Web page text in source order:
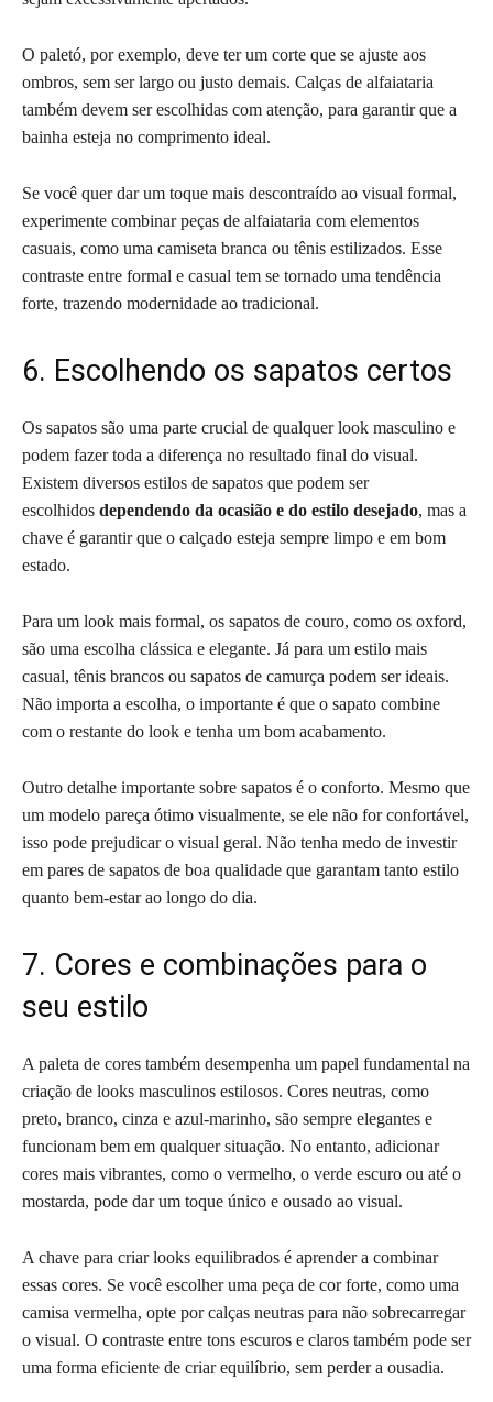
O paletó, por exemplo, deve ter um corte que se ajuste aos
ombros, sem ser largo ou justo demais. Calças de alfaiataria
também devem ser escolhidas com atenção, para garantir que a
bainha esteja no comprimento ideal.
Se você quer dar um toque mais descontraído ao visual formal,
experimente combinar peças de alfaiataria com elementos
casuais, como uma camiseta branca ou tênis estilizados. Esse
contraste entre formal e casual tem se tornado uma tendência
forte, trazendo modernidade ao tradicional.
6. Escolhendo os sapatos certos
Os sapatos são uma parte crucial de qualquer look masculino e
podem fazer toda a diferença no resultado final do visual.
Existem diversos estilos de sapatos que podem ser
escolhidos dependendo da ocasião e do estilo desejado, mas a
chave é garantir que o calçado esteja sempre limpo e em bom
estado.
Para um look mais formal, os sapatos de couro, como os oxford,
são uma escolha clássica e elegante. Já para um estilo mais
casual, tênis brancos ou sapatos de camurça podem ser ideais.
Não importa a escolha, o importante é que o sapato combine
com o restante do look e tenha um bom acabamento.
Outro detalhe importante sobre sapatos é o conforto. Mesmo que
um modelo pareça ótimo visualmente, se ele não for confortável,
isso pode prejudicar o visual geral. Não tenha medo de investir
em pares de sapatos de boa qualidade que garantam tanto estilo
quanto bem-estar ao longo do dia.
7. Cores e combinações para o
seu estilo
A paleta de cores também desempenha um papel fundamental na
criação de looks masculinos estilosos. Cores neutras, como
preto, branco, cinza e azul-marinho, são sempre elegantes e
funcionam bem em qualquer situação. No entanto, adicionar
cores mais vibrantes, como o vermelho, o verde escuro ou até o
mostarda, pode dar um toque único e ousado ao visual.
A chave para criar looks equilibrados é aprender a combinar
essas cores. Se você escolher uma peça de cor forte, como uma
camisa vermelha, opte por calças neutras para não sobrecarregar
o visual. O contraste entre tons escuros e claros também pode ser
uma forma eficiente de criar equilíbrio, sem perder a ousadia.